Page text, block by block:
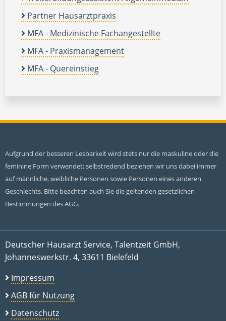
Partner Hausarztpraxis
MFA - Medizinische Fachangestellte
MFA - Praxismanagement
MFA - Quereinstieg
Aufgrund der besseren Lesbarkeit wird stets nur die maskuline oder die
feminine Form verwendet; selbstredend beziehen wir uns dabei immer
auf männliche, weibliche Personen sowie Personen eines anderen
Geschlechts. Bitte beachten auch Sie die geltenden gesetzlichen
Bestimmungen des AGG.
Deutscher Hausarzt Service, Talentzeit GmbH,
Johanneswerkstr. 4, 33611 Bielefeld
Impressum
AGB für Nutzung
Datenschutz